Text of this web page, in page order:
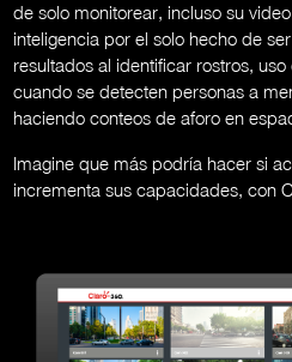
de solo monitorear, incluso su
inteligencia por el solo hecho de
resultados al identificar rostros,
cuando se detecten personas a
haciendo conteos de aforo en
Imagine que más podría hacer si
incrementa sus capacidades, con